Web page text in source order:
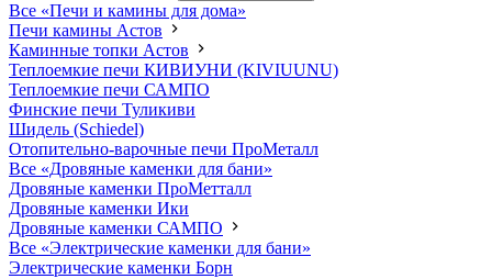
Все «Печи и камины для дома»
Печи камины Астов
Каминные топки Астов
Теплоемкие печи КИВИУНИ (KIVIUUNU)
Теплоемкие печи САМПО
Финские печи Туликиви
Шидель (Schiedel)
Отопительно-варочные печи ПроМеталл
Все «Дровяные каменки для бани»
Дровяные каменки ПроМетталл
Дровяные каменки Ики
Дровяные каменки САМПО
Все «Электрические каменки для бани»
Электрические каменки Борн